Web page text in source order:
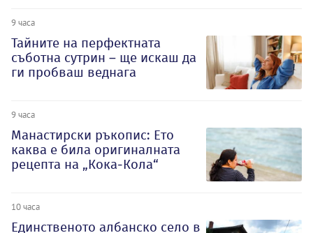
9 часа
Тайните на перфектната
съботна сутрин – ще искаш да
ги пробваш веднага
9 часа
Манастирски ръкопис: Ето
каква е била оригиналната
рецепта на „Кока-Кола“
10 часа
Единственото албанско село в